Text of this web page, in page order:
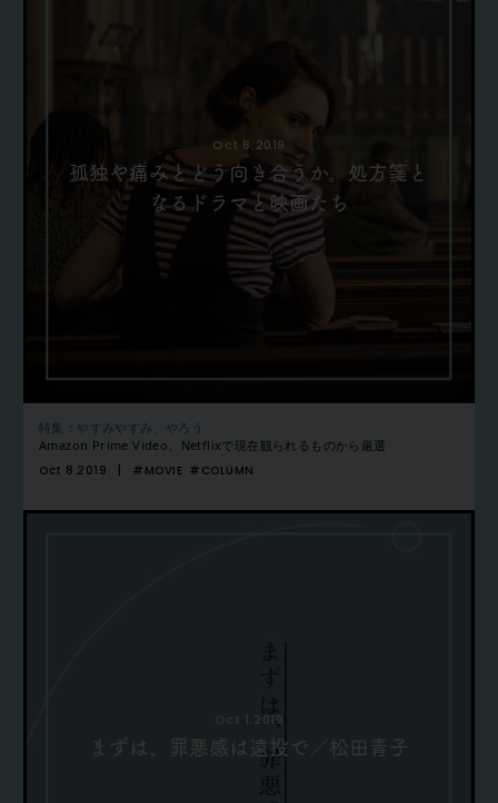
Oct 8.2019
孤独や痛みとどう向き合うか。処方箋と
なるドラマと映画たち
特集：やすみやすみ、やろう
Amazon Prime Video、Netflixで現在観られるものから厳選
Oct 8.2019
#MOVIE #COLUMN
Oct 1.2019
まずは、罪悪感は遠投で／松田青子